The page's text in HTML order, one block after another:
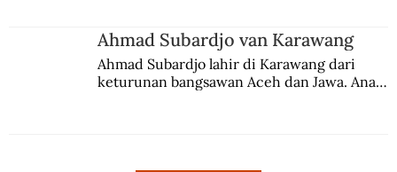
Ahmad Subardjo van Karawang
Ahmad Subardjo lahir di Karawang dari
keturunan bangsawan Aceh dan Jawa. Anak